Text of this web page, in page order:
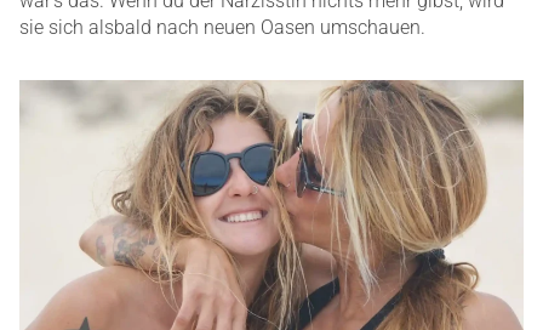
sie sich alsbald nach neuen Oasen umschauen.